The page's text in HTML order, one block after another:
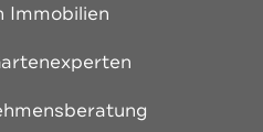
Immobilien